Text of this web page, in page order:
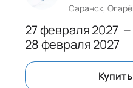
27 февраля 2027 —
28 февраля 2027
Саранск,